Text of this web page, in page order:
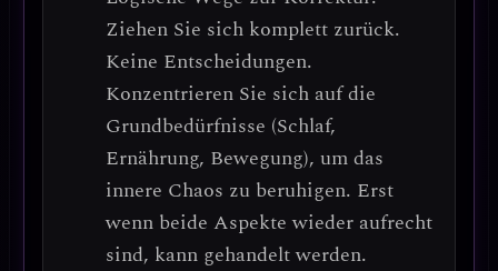
Ziehen Sie sich komplett zurück.
Keine Entscheidungen.
Konzentrieren Sie sich auf die
Grundbedürfnisse (Schlaf,
Ernährung, Bewegung), um das
innere Chaos zu beruhigen. Erst
wenn beide Aspekte wieder aufrecht
sind, kann gehandelt werden.